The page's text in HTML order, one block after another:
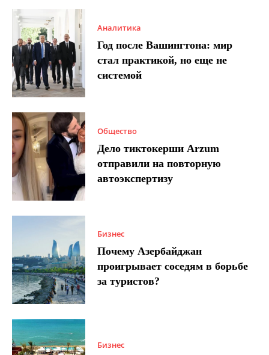
Аналитика
Год после Вашингтона: мир
стал практикой, но еще не
системой
Общество
Дело тиктокерши Arzum
отправили на повторную
автоэкспертизу
Бизнес
Почему Азербайджан
проигрывает соседям в борьбе
за туристов?
Бизнес